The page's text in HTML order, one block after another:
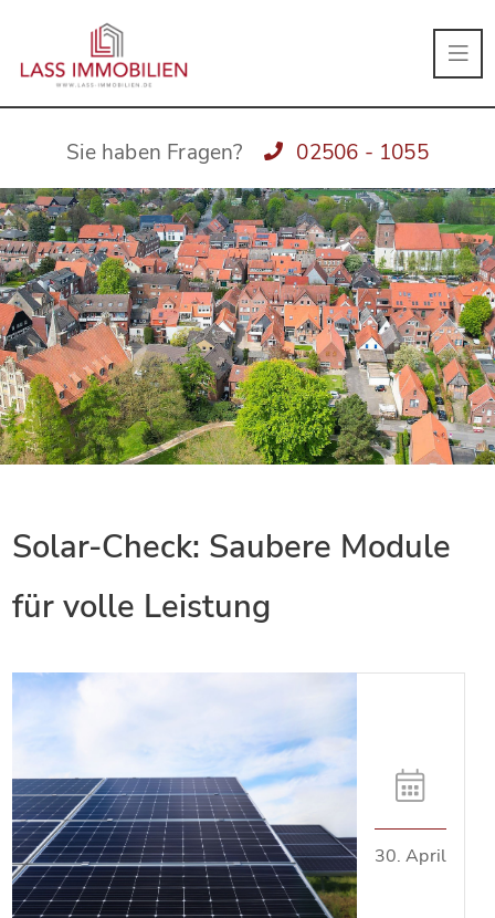
Sie haben Fragen? 02506 - 1055
Solar-Check: Saubere Module
für volle Leistung
30. April